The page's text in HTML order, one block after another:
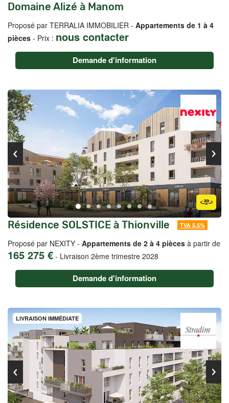
Domaine Alizé à Manom
Proposé par TERRALIA IMMOBILIER - Appartements de 1 à 4
pièces - Prix : nous contacter
Demande d'information
Résidence SOLSTICE à Thionville TVA 5.5%
Proposé par NEXITY - Appartements de 2 à 4 pièces à partir de
165 275 € - Livraison 2ème trimestre 2028
Demande d'information
LIVRAISON IMMÉDIATE